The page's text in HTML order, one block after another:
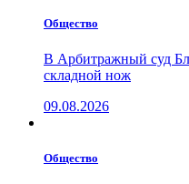
Общество
В Арбитражный суд
складной нож
09.08.2026
Общество